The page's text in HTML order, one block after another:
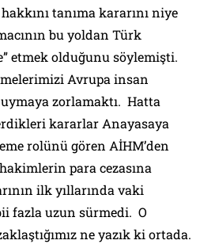
tanıma kararını niye
bu yoldan Türk
etmek olduğunu söylemişti.
Avrupa insan
zorlamaktı. Hatta
kararlar Anayasaya
rolünü gören AİHM’den
para cezasına
ilk yıllarında vaki
fazla uzun sürmedi. O
ne yazık ki ortada.